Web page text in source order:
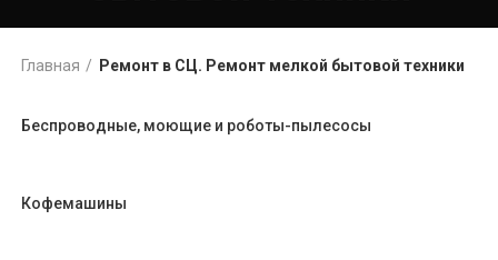
Главная Ремонт в СЦ. Ремонт мелкой бытовой техники
Беспроводные, моющие и роботы-пылесосы
Кофемашины